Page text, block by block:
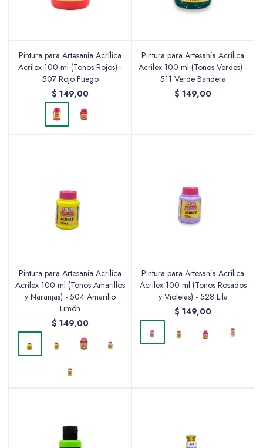
Pintura para Artesanía Acrílica
Acrilex 100 ml (Tonos Rojos) -
507 Rojo Fuego
$ 149,00
Pintura para Artesanía Acrílica
Acrilex 100 ml (Tonos Verdes) -
511 Verde Bandera
$ 149,00
Pintura para Artesanía Acrílica
Acrilex 100 ml (Tonos Amarillos
y Naranjas) - 504 Amarillo
Limón
$ 149,00
Pintura para Artesanía Acrílica
Acrilex 100 ml (Tonos Rosados
y Violetas) - 528 Lila
$ 149,00